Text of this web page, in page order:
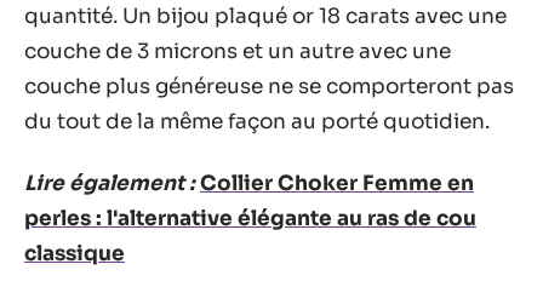
quantité. Un bijou plaqué or 18 carats avec une
couche de 3 microns et un autre avec une
couche plus généreuse ne se comporteront pas
du tout de la même façon au porté quotidien.
Lire également :Collier Choker Femme en
perles : l'alternative élégante au ras de cou
classique